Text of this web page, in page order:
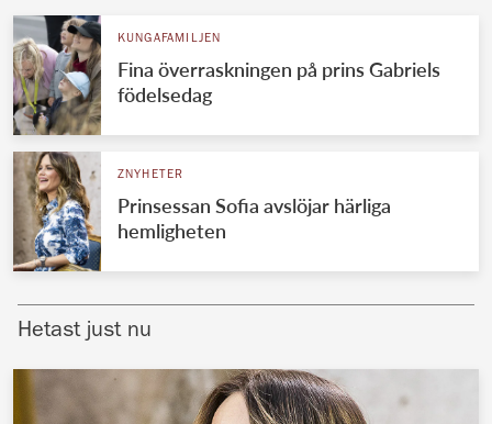
UTLÄNDSKT
VÄRLDENS KUNGAHUS
Svenska kungahuset
Brittiska kungahuset
Nederländska kungahuset
REDAKTION
KUNGAFAMILJEN
Fina överraskningen på prins Gabriels
födelsedag
ZNYHETER
Prinsessan Sofia avslöjar härliga
hemligheten
Hetast just nu